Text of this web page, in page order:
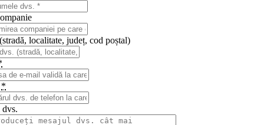
localitate, județ, cod poștal)
*